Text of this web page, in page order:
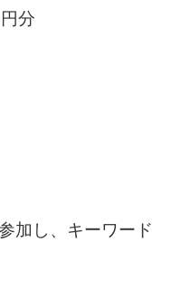
分
加し、キーワード